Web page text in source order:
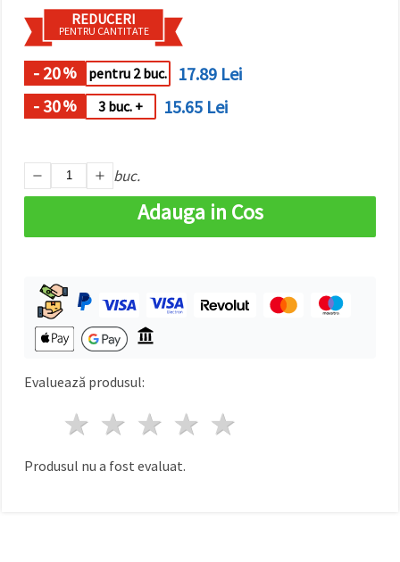
urile făcând
clic pe
"acceptati
toate!" Sau
să vă
indicați
preferințele
în setări
selectând
dat și
făcând clic
pe butonul
Setări
REDUCERI
PENTRU CANTITATE
- 20% pentru 2 buc.
17.89 Lei
- 30% 3 buc. + 15.65 Lei
buc.
Adauga in Cos
Evaluează produsul:
4 stele
3 stele
2 stele
1 stea
Produsul nu a fost evaluat.